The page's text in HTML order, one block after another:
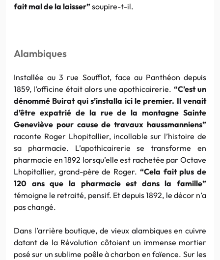
fait mal de la laisser”soupire-t-il.
Alambiques
Installée au 3 rue Soufflot, face au Panthéon depuis
1859, l’officine était alors une apothicairerie. “C’est un
dénommé Buirat qui s’installa ici le premier. Il venait
d’être expatrié de la rue de la montagne Sainte
Geneviève pour cause de travaux haussmanniens”
raconte Roger Lhopitallier, incollable sur l’histoire de
sa pharmacie. L’apothicairerie se transforme en
pharmacie en 1892 lorsqu’elle est rachetée par Octave
Lhopitallier, grand-père de Roger. “Cela fait plus de
120 ans que la pharmacie est dans la famille”
témoigne le retraité, pensif. Et depuis 1892, le décor n’a
pas changé.
Dans l’arrière boutique, de vieux alambiques en cuivre
datant de la Révolution côtoient un immense mortier
posé sur un sublime poêle à charbon en faïence. Sur les